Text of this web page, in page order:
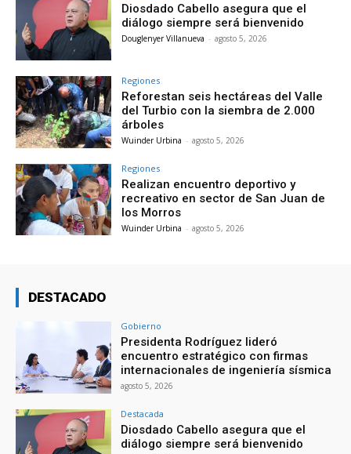
Diosdado Cabello asegura que el
diálogo siempre será bienvenido
Douglenyer Villanueva - agosto 5, 2026
Regiones
Reforestan seis hectáreas del Valle
del Turbio con la siembra de 2.000
árboles
Wuinder Urbina - agosto 5, 2026
Regiones
Realizan encuentro deportivo y
recreativo en sector de San Juan de
los Morros
Wuinder Urbina - agosto 5, 2026
DESTACADO
Gobierno
Presidenta Rodríguez lideró
encuentro estratégico con firmas
internacionales de ingeniería sísmica
agosto 5, 2026
Destacada
Diosdado Cabello asegura que el
diálogo siempre será bienvenido